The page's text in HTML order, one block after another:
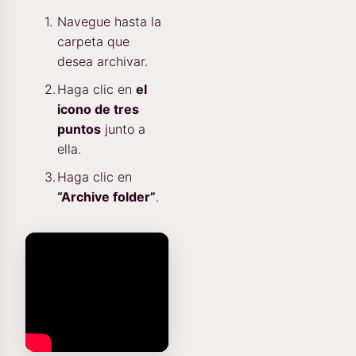
Navegue hasta la
carpeta que
desea archivar.
Haga clic en el
icono de tres
puntos junto a
ella.
Haga clic en
“Archive folder”.